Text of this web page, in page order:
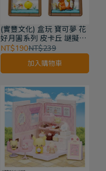
(實豐文化) 盒玩 寶可夢 花
好月圓系列 皮卡丘 謎擬Q
炎兔兒 小火龍
NT$190NT$239
加入購物車